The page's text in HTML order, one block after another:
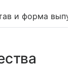
и форма